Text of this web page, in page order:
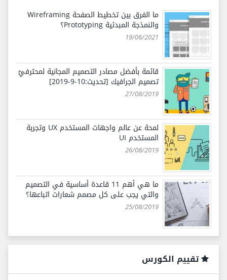
ما الفرق بين تخطيط الصفحة Wireframing
والنمذجة المبدئية Prototyping؟
19/06/2021
قائمة بأفضل مصادر التصميم المجانية لمحترفيّ
تصميم الجرافيك [تحديث:10-9-2019]
27/08/2019
لمحة عن عالم واجهات المستخدم UX وتجربة
المستخدم UI
26/08/2019
ما هي أهم 11 قاعدة أساسية في التصميم
والتي يجب على كل مصمم شعارات اتباعها؟
25/08/2019
تقييم الكورس